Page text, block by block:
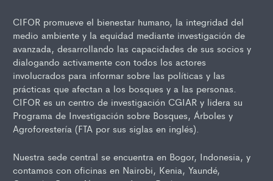
CIFOR promueve el bienestar humano, la integridad del
medio ambiente y la equidad mediante investigación de
avanzada, desarrollando las capacidades de sus socios y
dialogando activamente con todos los actores
involucrados para informar sobre las políticas y las
prácticas que afectan a los bosques y a las personas.
CIFOR es un centro de investigación CGIAR y lidera su
Programa de Investigación sobre Bosques, Árboles y
Agroforestería (FTA por sus siglas en inglés).
Nuestra sede central se encuentra en Bogor, Indonesia, y
contamos con oficinas en Nairobi, Kenia, Yaundé,